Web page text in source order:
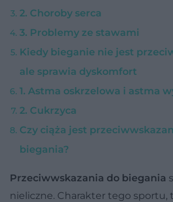
2. Choroby serca
3. Problemy ze stawami
Kiedy bieganie nie jest
ale sprawia dyskomfort
1. Astma oskrzelowa i astma
2. Cukrzyca
Czy ciąża jest
biegania?
Przeciwwskazania do biegania
nieliczne. Charakter tego